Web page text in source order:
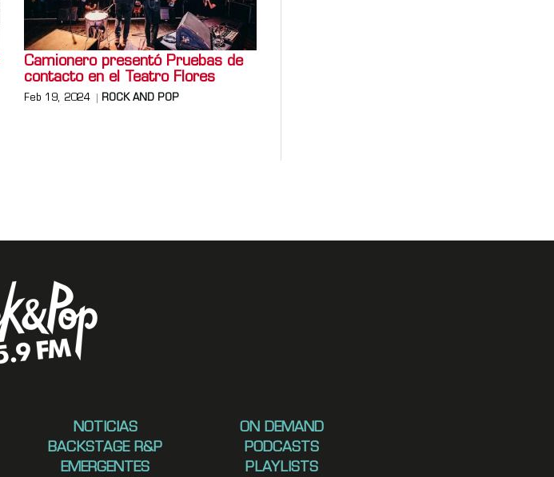
Camionero presentó Pruebas de
contacto en el Teatro Flores
Feb 19, 2024 ROCK AND POP
NOTICIAS
BACKSTAGE R&P
EMERGENTES
ON DEMAND
PODCASTS
PLAYLISTS